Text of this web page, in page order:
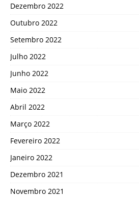
Dezembro 2022
Outubro 2022
Setembro 2022
Julho 2022
Junho 2022
Maio 2022
Abril 2022
Março 2022
Fevereiro 2022
Janeiro 2022
Dezembro 2021
Novembro 2021